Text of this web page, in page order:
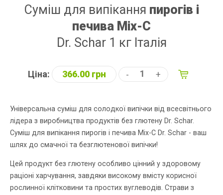
Суміш для випікання пирогів і
печива Mix-С
Dr. Schar 1 кг Італія
Ціна: 366.00 грн - +
Універсальна суміш для солодкої випічки від всесвітнього
лідера з виробництва продуктів без глютену Dr. Schar.
Суміш для випікання пирогів і печива Mix-С Dr. Schar - ваш
шлях до смачної та безглютенової випічки!
Цей продукт без глютену особливо цінний у здоровому
раціоні харчування, завдяки високому вмісту корисної
рослинної клітковини та простих вуглеводів. Страви з